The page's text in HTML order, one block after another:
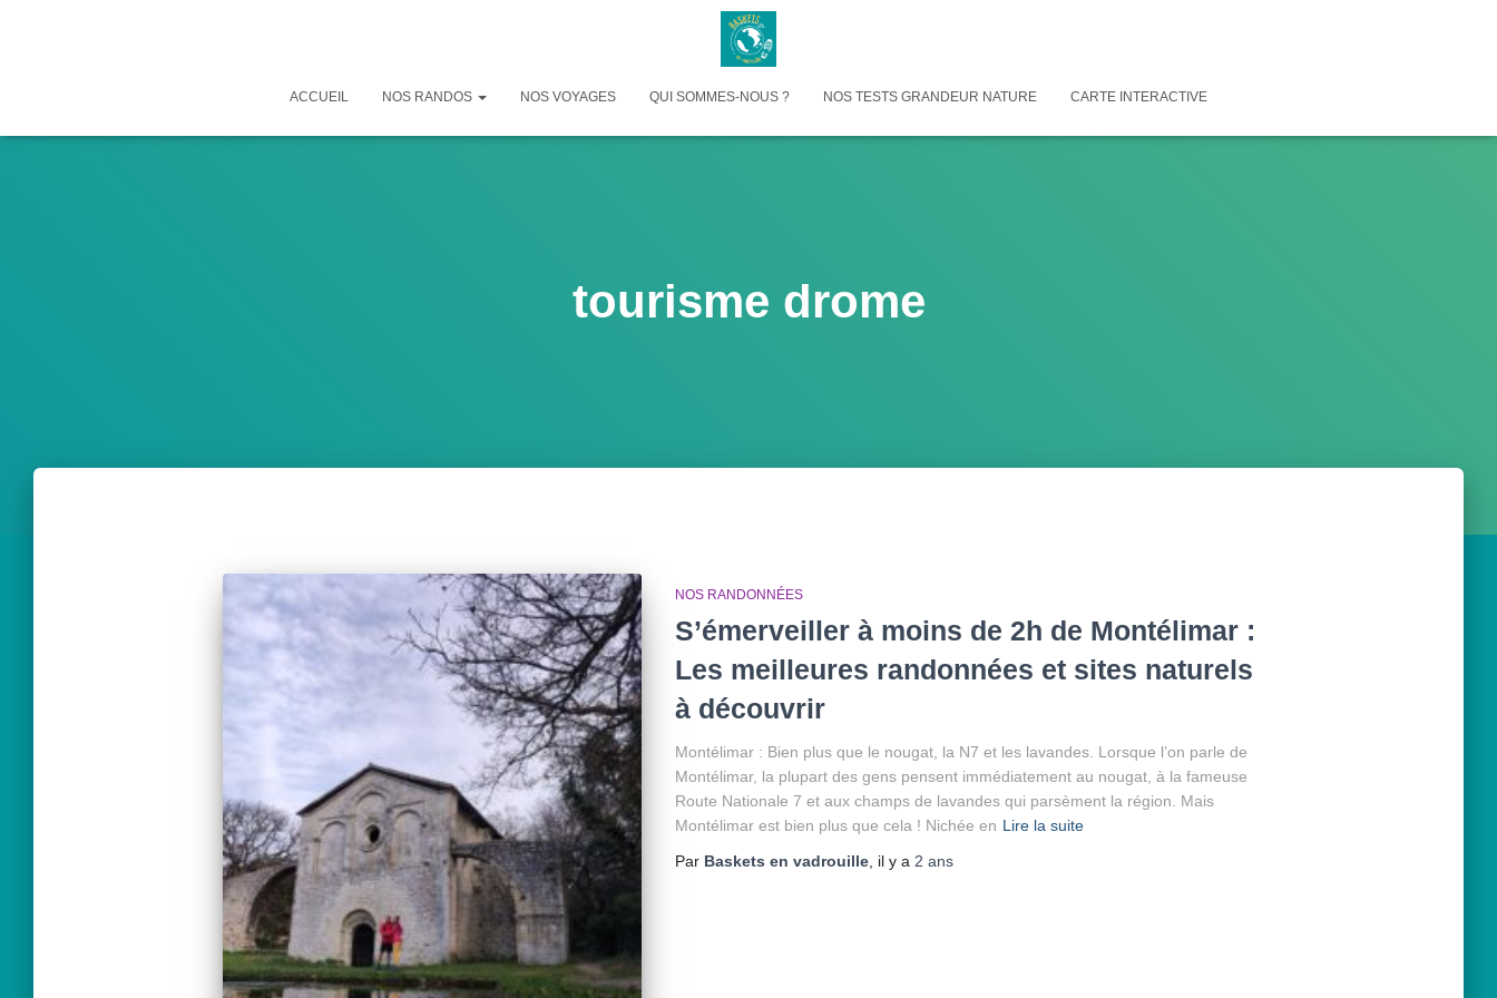
ACCUEIL NOS RANDOS NOS VOYAGES QUI SOMMES-NOUS ? NOS TESTS GRANDEUR NATURE CARTE INTERACTIVE
tourisme drome
NOS RANDONNÉES
S’émerveiller à moins de 2h de Montélimar :
Les meilleures randonnées et sites naturels
à découvrir
Montélimar : Bien plus que le nougat, la N7 et les lavandes. Lorsque l’on parle de
Montélimar, la plupart des gens pensent immédiatement au nougat, à la fameuse
Route Nationale 7 et aux champs de lavandes qui parsèment la région. Mais
Montélimar est bien plus que cela ! Nichée en Lire la suite
Par Baskets en vadrouille, il y a 2 ans